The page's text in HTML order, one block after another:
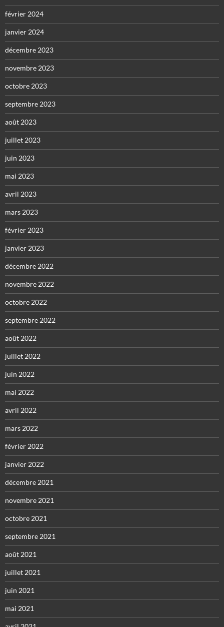
février 2024
janvier 2024
décembre 2023
novembre 2023
octobre 2023
septembre 2023
août 2023
juillet 2023
juin 2023
mai 2023
avril 2023
mars 2023
février 2023
janvier 2023
décembre 2022
novembre 2022
octobre 2022
septembre 2022
août 2022
juillet 2022
juin 2022
mai 2022
avril 2022
mars 2022
février 2022
janvier 2022
décembre 2021
novembre 2021
octobre 2021
septembre 2021
août 2021
juillet 2021
juin 2021
mai 2021